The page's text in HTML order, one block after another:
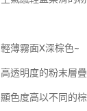
輕薄霧面X深棕色~
高透明度的粉末層
顯色度高以不同的